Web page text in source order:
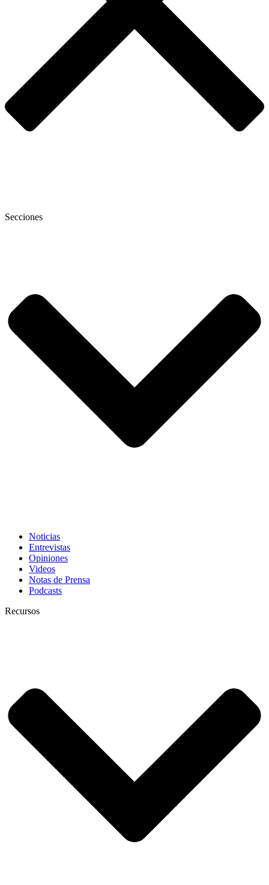
Secciones
Noticias
Entrevistas
Opiniones
Videos
Notas de Prensa
Podcasts
Recursos